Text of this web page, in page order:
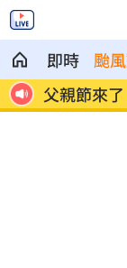
即時 颱
場
父親節來
動